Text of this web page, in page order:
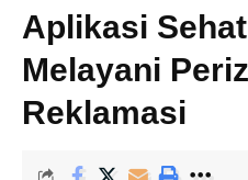
Aplikasi
Melayani
Reklamasi